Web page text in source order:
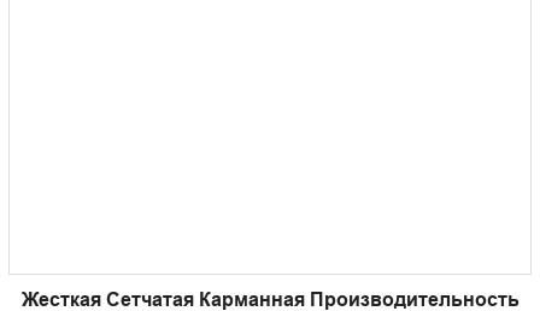
Жесткая Сетчатая Карманная Производительность